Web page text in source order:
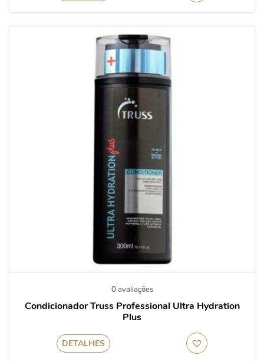
0 avaliações
Condicionador Truss Professional Ultra Hydration
Plus
DETALHES